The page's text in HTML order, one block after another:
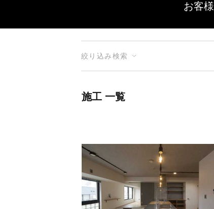
お客
絞り込み検索
施工 一覧